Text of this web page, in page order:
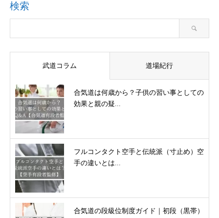
検索
武道コラム 道場紀行
合気道は何歳から？子供の習い事としての
効果と親の疑...
フルコンタクト空手と伝統派（寸止め）空
手の違いとは...
合気道の段級位制度ガイド｜初段（黒帯）